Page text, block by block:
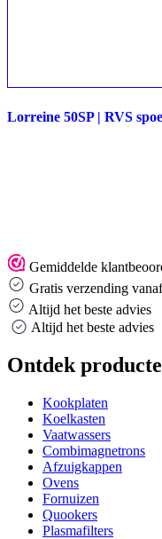
Lorreine 50SP | RVS
Gemiddelde
Gratis verzending
Altijd het beste advies
Altijd het beste advies
Ontdek
Kookplaten
Koelkasten
Vaatwassers
Combimagnetrons
Afzuigkappen
Ovens
Fornuizen
Quookers
Plasmafilters